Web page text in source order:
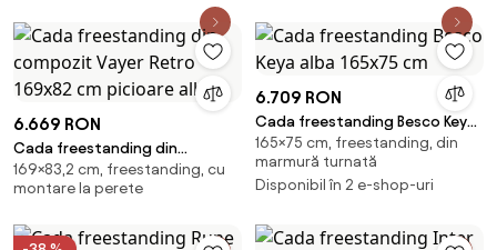
6.669 RON
Cada freestanding din
compozit Vayer Retro 169x82
cm picioare albe
169×83,2 cm, freestanding, cu
montare la perete
6.709 RON
Cada freestanding Besco Keya
alba 165x75 cm
165×75 cm, freestanding, din
marmură turnată
Disponibil în 2 e-shop-uri